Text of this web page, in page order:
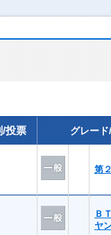
/投票 グレー
第
Ｂ
ヤ